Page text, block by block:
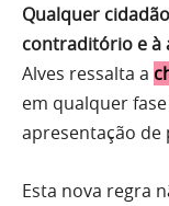
Qualquer
contraditório e à
Alves ressalta a
em qualquer
apresentação de
Esta nova regra